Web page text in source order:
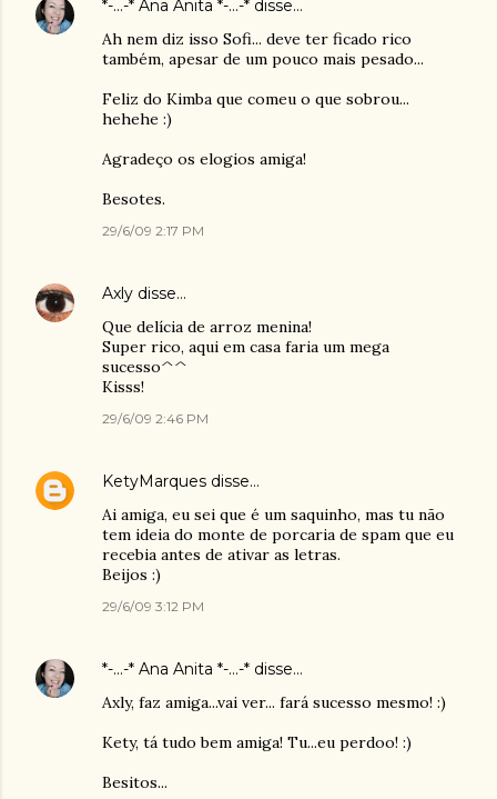
*-...-* Ana Anita *-...-* disse…
Ah nem diz isso Sofi... deve ter ficado rico
também, apesar de um pouco mais pesado...
Feliz do Kimba que comeu o que sobrou...
hehehe :)
Agradeço os elogios amiga!
Besotes.
29/6/09 2:17 PM
Axly disse…
Que delícia de arroz menina!
Super rico, aqui em casa faria um mega
sucesso^^
Kisss!
29/6/09 2:46 PM
KetyMarques disse…
Ai amiga, eu sei que é um saquinho, mas tu não
tem ideia do monte de porcaria de spam que eu
recebia antes de ativar as letras.
Beijos :)
29/6/09 3:12 PM
*-...-* Ana Anita *-...-* disse…
Axly, faz amiga...vai ver... fará sucesso mesmo! :)
Kety, tá tudo bem amiga! Tu...eu perdoo! :)
Besitos...